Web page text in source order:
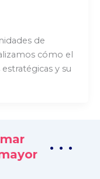
de
cómo el
y su
. . .